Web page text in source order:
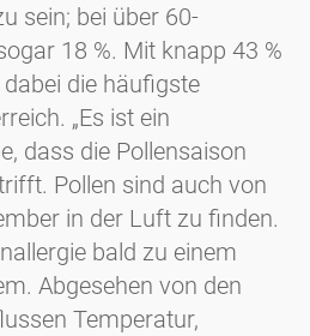
sein; bei über 60-
18 %. Mit knapp 43 %
die häufigste
„Es ist ein
dass die Pollensaison
Pollen sind auch von
in der Luft zu finden.
bald zu einem
Abgesehen von den
Temperatur,